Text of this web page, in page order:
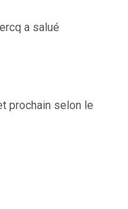
a salué
prochain selon le